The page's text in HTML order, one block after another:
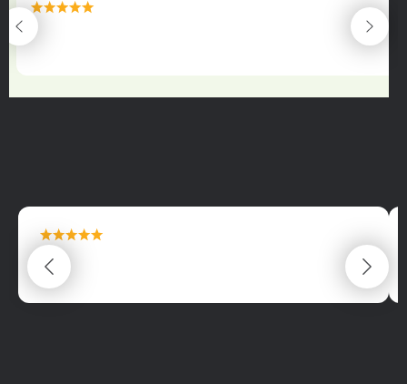
maximální spokojenost
22.06.2025
maximální spokojenost
22.06.2025